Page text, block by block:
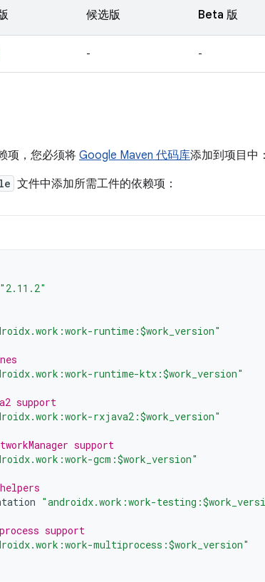
候选版 Beta 版
- -
项，您必须将 Google Maven 代码库添加到项目中：
文件中添加所需工件的依赖项：
"2.11.2"
runtime:$work_version"
runtime-ktx:$work_version"
support
rxjava2:$work_version"
support
gcm:$work_version"
"androidx.work:work-
support
multiprocess:$work_version"